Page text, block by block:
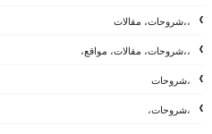
،،شروحات، مقالات
،،شروحات، مقالات، مواقع،
،شروحات
،شروحات،